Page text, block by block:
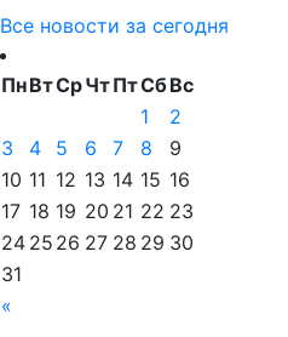
Все новости за сегодня
ПнВтСрЧтПтСбВс
«
1
2
3
4 5 6 7 8
9
10 11 12 13 14 15 16
17 18 19 20 21 22 23
24 25 26 27 28 29 30
31